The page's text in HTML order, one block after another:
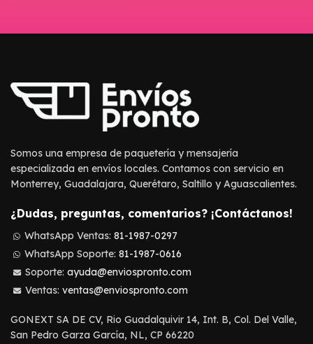
Somos una empresa de paquetería y mensajería
especializada en envíos locales. Contamos con servicio en
Monterrey, Guadalajara, Querétaro, Saltillo y Aguascalientes.
¿Dudas, preguntas, comentarios? ¡Contáctanos!
WhatsApp Ventas: 81-1987-0297
WhatsApp Soporte: 81-1987-0616
Soporte: ayuda@enviospronto.com
Ventas: ventas@enviospronto.com
GONEXT SA DE CV, Rio Guadalquivir 14, Int. B, Col. Del Valle,
San Pedro Garza García, NL, CP 66220